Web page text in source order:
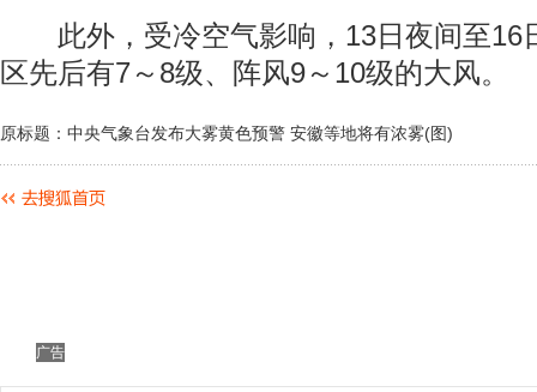
此外，受冷空气影响，13日夜间至16
区先后有7～8级、阵风9～10级的大风。
原标题：中央气象台发布大雾黄色预警 安徽等地将有浓雾(图)
广告